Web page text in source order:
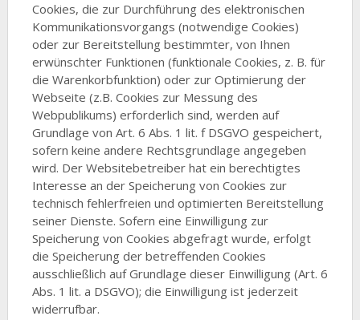
Cookies, die zur Durchführung des elektronischen
Kommunikationsvorgangs (notwendige Cookies)
oder zur Bereitstellung bestimmter, von Ihnen
erwünschter Funktionen (funktionale Cookies, z. B. für
die Warenkorbfunktion) oder zur Optimierung der
Webseite (z.B. Cookies zur Messung des
Webpublikums) erforderlich sind, werden auf
Grundlage von Art. 6 Abs. 1 lit. f DSGVO gespeichert,
sofern keine andere Rechtsgrundlage angegeben
wird. Der Websitebetreiber hat ein berechtigtes
Interesse an der Speicherung von Cookies zur
technisch fehlerfreien und optimierten Bereitstellung
seiner Dienste. Sofern eine Einwilligung zur
Speicherung von Cookies abgefragt wurde, erfolgt
die Speicherung der betreffenden Cookies
ausschließlich auf Grundlage dieser Einwilligung (Art. 6
Abs. 1 lit. a DSGVO); die Einwilligung ist jederzeit
widerrufbar.